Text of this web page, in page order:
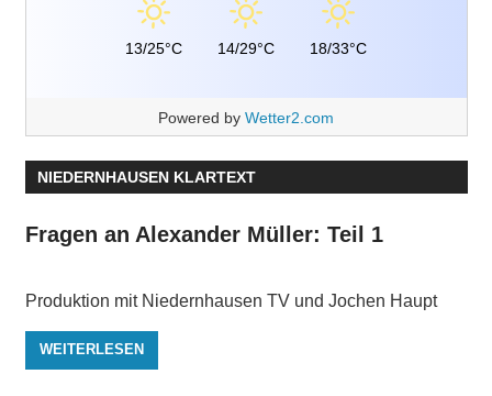
13/25°C 14/29°C 18/33°C
Powered by Wetter2.com
NIEDERNHAUSEN KLARTEXT
Fragen an Alexander Müller: Teil 1
Produktion mit Niedernhausen TV und Jochen Haupt
WEITERLESEN